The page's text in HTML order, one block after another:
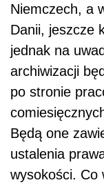
Niemczech, a
Danii, jeszcze
jednak na
archiwizacji
po stronie
Będą one
ustalenia
wysokości. Co